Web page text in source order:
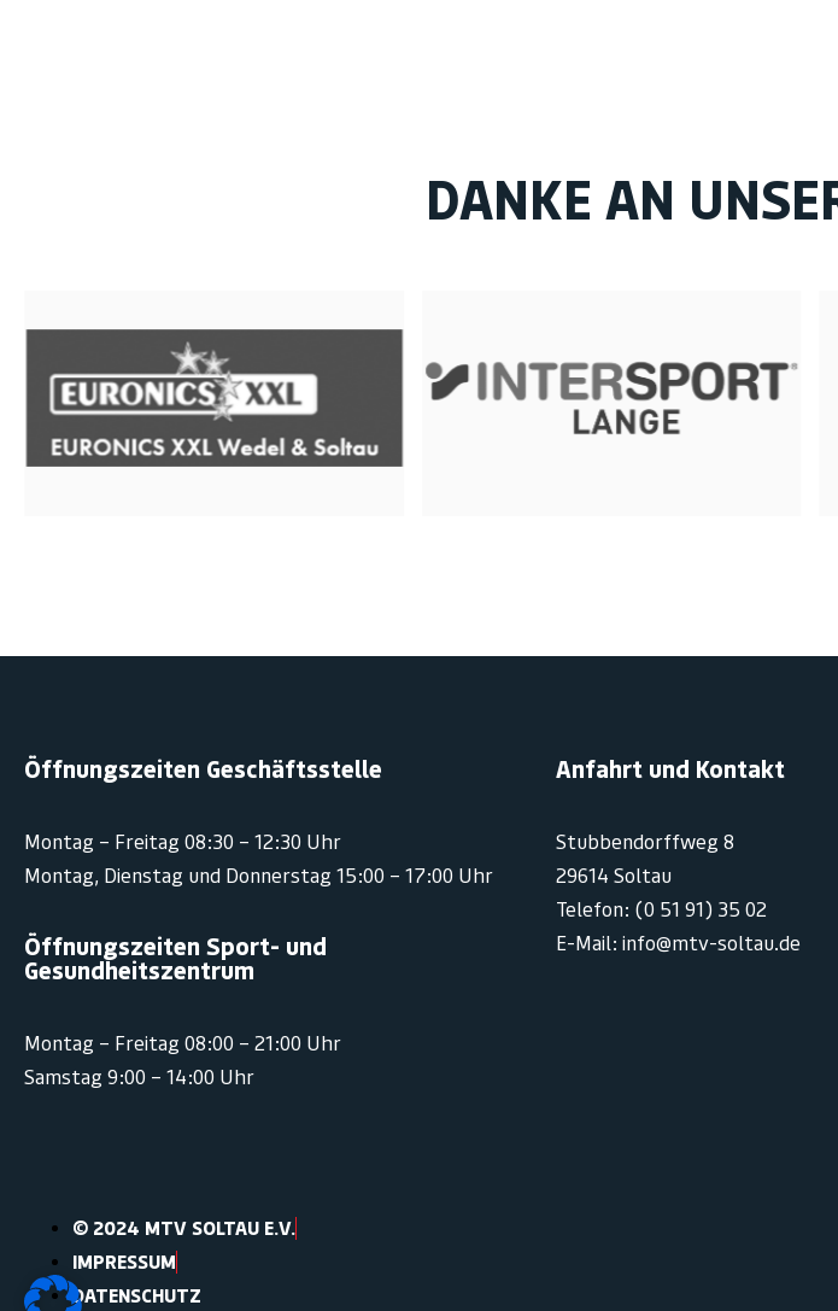
DANKE AN
Öffnungszeiten Geschäftsstelle
Montag – Freitag 08:30 – 12:30 Uhr
Montag, Dienstag und Donnerstag 15:00 – 17:00 Uhr
Öffnungszeiten Sport- und
Gesundheitszentrum
Montag – Freitag 08:00 – 21:00 Uhr
Samstag 9:00 – 14:00 Uhr
Anfahrt und Kontakt
Stubbendorffweg 8
29614 Soltau
Telefon: (0 51 91) 35 02
E-Mail: info@mtv-soltau.de
© 2024 MTV SOLTAU E.V.
IMPRESSUM
DATENSCHUTZ